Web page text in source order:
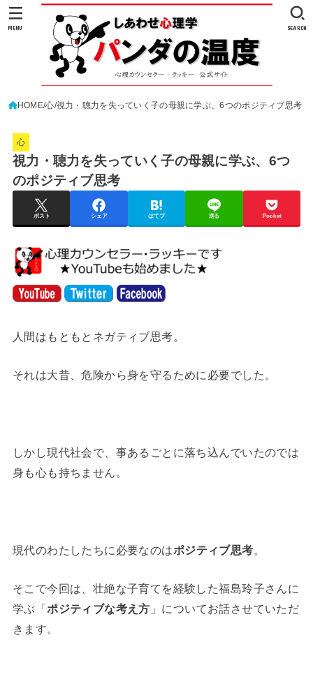
SEARCH
MENU
HOME 心 視力・聴力を失っていく子の母親に学ぶ、6つのポジティブ思考
心
視力・聴力を失っていく子の母親に学ぶ、6つ
のポジティブ思考
ポスト シェア はてブ 送る Pocket
人間はもともとネガティブ思考。
それは大昔、危険から身を守るために必要でした。
しかし現代社会で、事あるごとに落ち込んでいたのでは
身も心も持ちません。
現代のわたしたちに必要なのはポジティブ思考。
そこで今回は、壮絶な子育てを経験した福島玲子さんに
学ぶ「ポジティブな考え方 」についてお話させていただ
きます。